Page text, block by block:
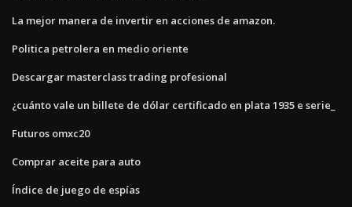
La mejor manera de invertir en acciones de amazon.
Politica petrolera en medio oriente
Descargar masterclass trading profesional
¿cuánto vale un billete de dólar certificado en plata 1935 e serie_
Futuros omxc20
Comprar aceite para auto
Índice de juego de espías